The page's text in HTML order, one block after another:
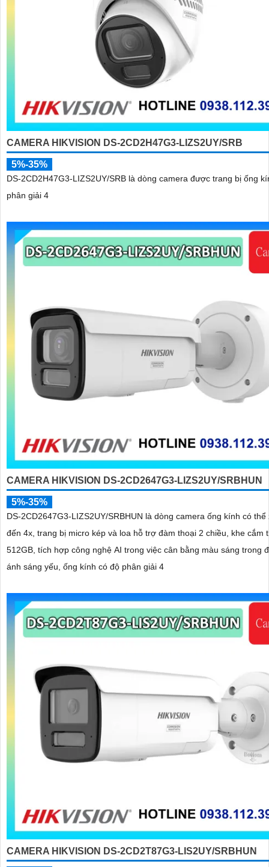
CAMERA HIKVISION DS-2CD2H47G3-LIZS2UY/SRB
5%-35%
DS-2CD2H47G3-LIZS2UY/SRB là dòng camera được trang bị ống
phân giải 4
CAMERA HIKVISION DS-2CD2647G3-LIZS2UY/SRBHUN
5%-35%
DS-2CD2647G3-LIZS2UY/SRBHUN là dòng camera ống kính có thể
đến 4x, trang bị micro kép và loa hỗ trợ đàm thoại 2 chiều, khe cắm
512GB, tích hợp công nghệ AI trong việc cân bằng màu sáng trong
ánh sáng yếu, ống kính có độ phân giải 4
CAMERA HIKVISION DS-2CD2T87G3-LIS2UY/SRBHUN